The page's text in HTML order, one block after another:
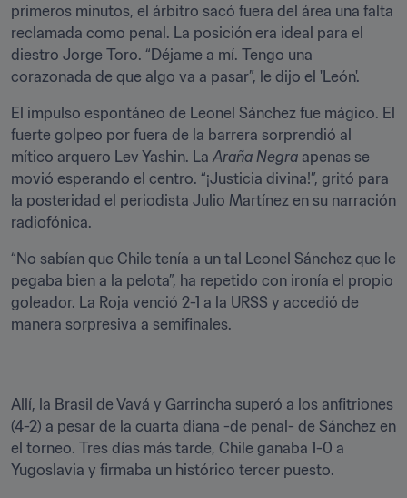
primeros minutos, el árbitro sacó fuera del área una falta
reclamada como penal. La posición era ideal para el
diestro Jorge Toro. “Déjame a mí. Tengo una
corazonada de que algo va a pasar”, le dijo el 'León'.
El impulso espontáneo de Leonel Sánchez fue mágico. El
fuerte golpeo por fuera de la barrera sorprendió al
mítico arquero Lev Yashin. La Araña Negra apenas se
movió esperando el centro. “¡Justicia divina!”, gritó para
la posteridad el periodista Julio Martínez en su narración
radiofónica.
“No sabían que Chile tenía a un tal Leonel Sánchez que le
pegaba bien a la pelota”, ha repetido con ironía el propio
goleador. La Roja venció 2-1 a la URSS y accedió de
manera sorpresiva a semifinales.
Allí, la Brasil de Vavá y Garrincha superó a los anfitriones
(4-2) a pesar de la cuarta diana -de penal- de Sánchez en
el torneo. Tres días más tarde, Chile ganaba 1-0 a
Yugoslavia y firmaba un histórico tercer puesto.